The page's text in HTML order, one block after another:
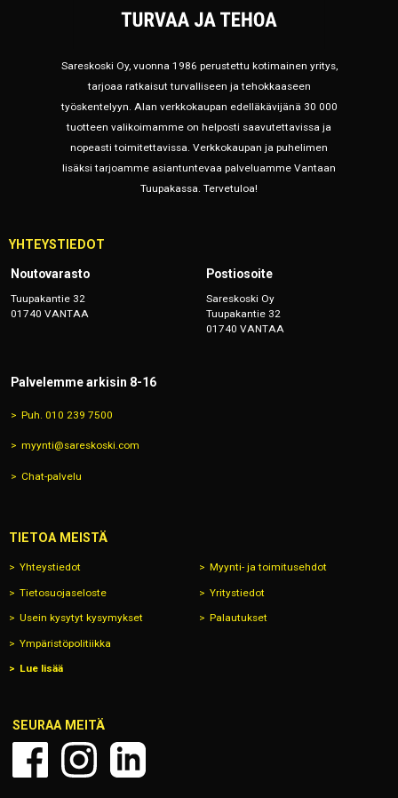
Sareskoski Oy, vuonna 1986 perustettu kotimainen yritys,
tarjoaa ratkaisut turvalliseen ja tehokkaaseen
työskentelyyn. Alan verkkokaupan edelläkävijänä 30 000
tuotteen valikoimamme on helposti saavutettavissa ja
nopeasti toimitettavissa. Verkkokaupan ja puhelimen
lisäksi tarjoamme asiantuntevaa palveluamme Vantaan
Tuupakassa. Tervetuloa!
YHTEYSTIEDOT
Noutovarasto
Tuupakantie 32
01740 VANTAA
Postiosoite
Sareskoski Oy
Tuupakantie 32
01740 VANTAA
Palvelemme arkisin 8-16
Puh. 010 239 7500
myynti@sareskoski.com
Chat-palvelu
TIETOA MEISTÄ
Yhteystiedot Myynti- ja toimitusehdot
Tietosuojaseloste Yritystiedot
Usein kysytyt kysymykset Palautukset
Ympäristöpolitiikka
Lue lisää
SEURAA MEITÄ